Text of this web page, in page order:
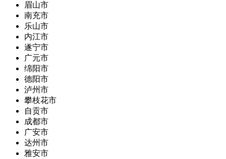
眉山市
南充市
乐山市
内江市
遂宁市
广元市
绵阳市
德阳市
泸州市
攀枝花市
自贡市
成都市
广安市
达州市
雅安市